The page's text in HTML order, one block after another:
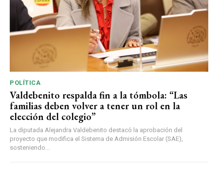
POLÍTICA
Valdebenito respalda fin a la tómbola: “Las
familias deben volver a tener un rol en la
elección del colegio”
La diputada Alejandra Valdebenito destacó la aprobación del
proyecto que modifica el Sistema de Admisión Escolar (SAE),
sosteniendo...